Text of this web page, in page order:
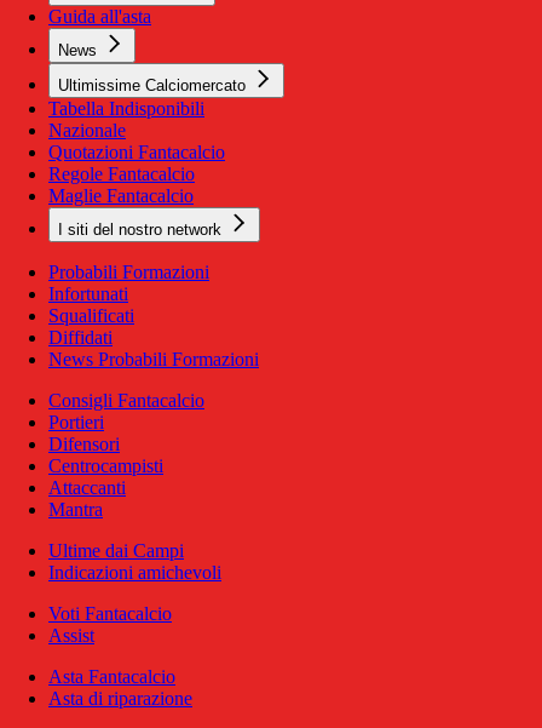
Guida all'asta
News
Ultimissime Calciomercato
Tabella Indisponibili
Nazionale
Quotazioni Fantacalcio
Regole Fantacalcio
Maglie Fantacalcio
I siti del nostro network
Probabili Formazioni
Infortunati
Squalificati
Diffidati
News Probabili Formazioni
Consigli Fantacalcio
Portieri
Difensori
Centrocampisti
Attaccanti
Mantra
Ultime dai Campi
Indicazioni amichevoli
Voti Fantacalcio
Assist
Asta Fantacalcio
Asta di riparazione